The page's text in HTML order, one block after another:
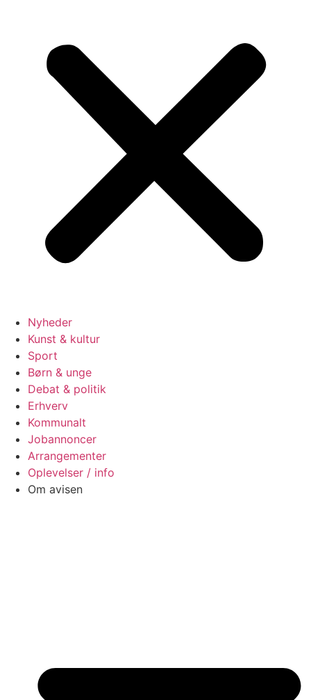
Nyheder
Kunst & kultur
Sport
Børn & unge
Debat & politik
Erhverv
Kommunalt
Jobannoncer
Arrangementer
Oplevelser / info
Om avisen